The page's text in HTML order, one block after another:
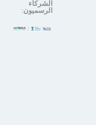
الشركاء
الرسميون: